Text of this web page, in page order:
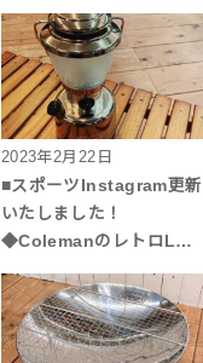
2023年2月22日
■スポーツInstagram更新
いたしました！
◆ColemanのレトロL…